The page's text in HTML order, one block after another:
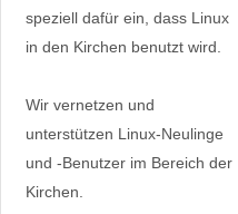
speziell dafür ein, dass Linux
in den Kirchen benutzt wird.
Wir vernetzen und
unterstützen Linux-Neulinge
und -Benutzer im Bereich der
Kirchen.